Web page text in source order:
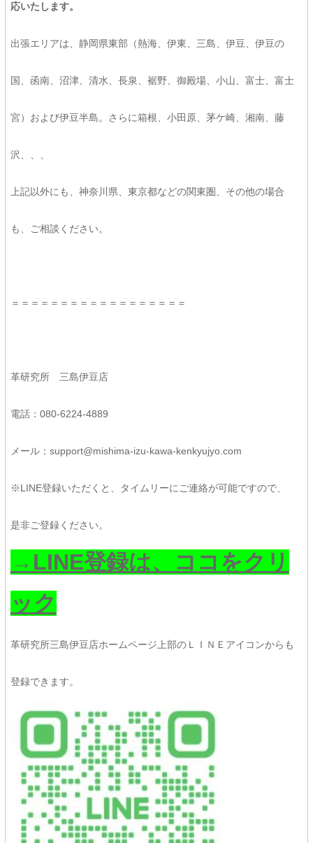
応いたします。
出張エリアは、静岡県東部（熱海、伊東、三島、伊豆、伊豆の
国、函南、沼津、清水、長泉、裾野、御殿場、小山、富士、富士
宮）および伊豆半島。さらに箱根、小田原、茅ケ崎、湘南、藤
沢、、、
上記以外にも、神奈川県、東京都などの関東圏、その他の場合
も、ご相談ください。
＝＝＝＝＝＝＝＝＝＝＝＝＝＝＝＝＝＝
革研究所 三島伊豆店
電話：080-6224-4889
メール：support@mishima-izu-kawa-kenkyujyo.com
※LINE登録いただくと、タイムリーにご連絡が可能ですので、
是非ご登録ください。
→LINE登録は、ココをクリ
ック
革研究所三島伊豆店ホームページ上部のＬＩＮＥアイコンからも
登録できます。